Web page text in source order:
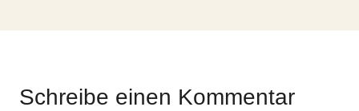
Schreibe einen Kommentar